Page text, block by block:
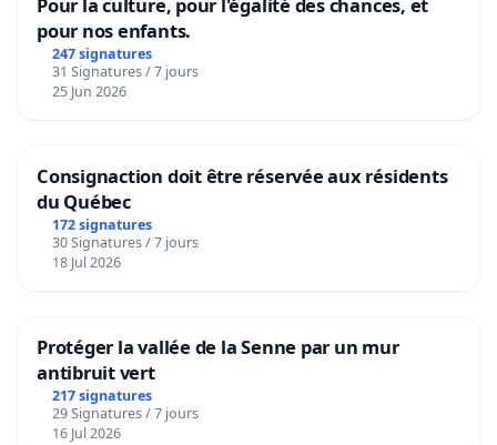
Pour la culture, pour l'égalité des chances, et
pour nos enfants.
247 signatures
31 Signatures / 7 jours
25 Jun 2026
Consignaction doit être réservée aux résidents
du Québec
172 signatures
30 Signatures / 7 jours
18 Jul 2026
Protéger la vallée de la Senne par un mur
antibruit vert
217 signatures
29 Signatures / 7 jours
16 Jul 2026